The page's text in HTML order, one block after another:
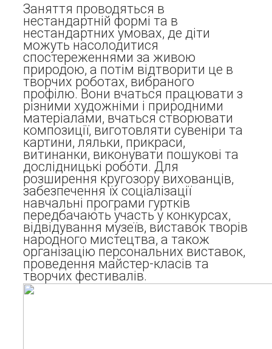
Заняття проводяться в
нестандартній формі та в
нестандартних умовах, де діти
можуть насолодитися
спостереженнями за живою
природою, а потім відтворити це в
творчих роботах, вибраного
профілю. Вони вчаться працювати з
різними художніми і природними
матеріалами, вчаться створювати
композиції, виготовляти сувеніри та
картини, ляльки, прикраси,
витинанки, виконувати пошукові та
дослідницькі роботи. Для
розширення кругозору вихованців,
забезпечення їх соціалізації
навчальні програми гуртків
передбачають участь у конкурсах,
відвідування музеїв, виставок творів
народного мистецтва, а також
організацію персональних виставок,
проведення майстер-класів та
творчих фестивалів.